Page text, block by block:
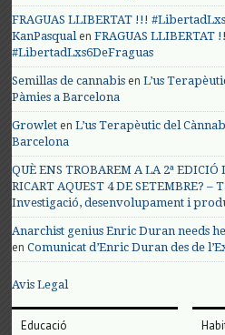
FRAGUAS LLIBERTAT !!!
KanPasqualenFRAGUAS LLIBERTAT
#LibertadLxs6DeFraguas
Semillas de cannabis enL’us
Pàmies a Barcelona
Growlet enL’us Terapèutic del
Barcelona
QUÈ ENS TROBAREM A LA 2ª EDICIÓ
RICART AQUEST 4 DE SETEMBRE? –
Investigació, desenvolupament i
Anarchist genius Enric Duran needs
enComunicat d’Enric Duran des de
Avis Legal
Educació